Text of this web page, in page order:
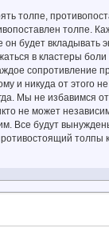
толпе,
толпе.
будет вкладывать
в кластеры
сопротивление
и никуда от этого
Мы не избавимся
не может
Все будут
толпы